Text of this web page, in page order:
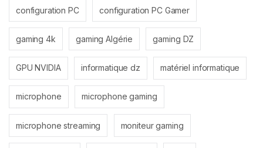
configuration PC configuration PC Gamer
gaming 4k gaming Algérie gaming DZ
GPU NVIDIA informatique dz matériel informatique
microphone microphone gaming
microphone streaming moniteur gaming